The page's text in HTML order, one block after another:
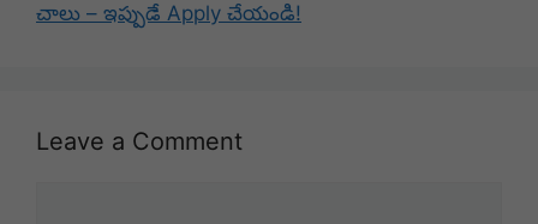
చాలు – ఇప్పుడే Apply చేయండి!
Leave a Comment